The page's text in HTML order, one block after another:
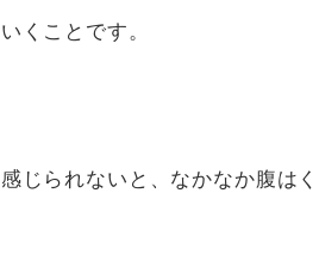
くことです。
じられないと、なかなか腹はく